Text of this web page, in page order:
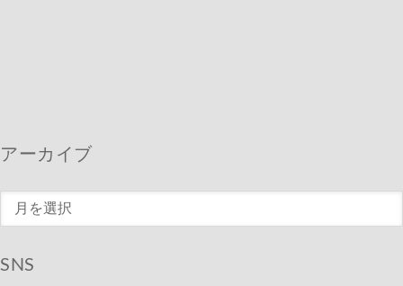
アーカイブ
ー
SNS